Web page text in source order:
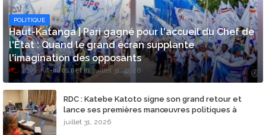
POLITIQUE
​Haut-Katanga | Pari gagné pour l'accueil du Chef de
l'État : Quand le grand écran supplante
l'imagination des opposants
Kit-infos.net juillet 31, 2026
RDC : Katebe Katoto signe son grand retour et
lance ses premières manœuvres politiques à
Lubumbashi
juillet 31, 2026